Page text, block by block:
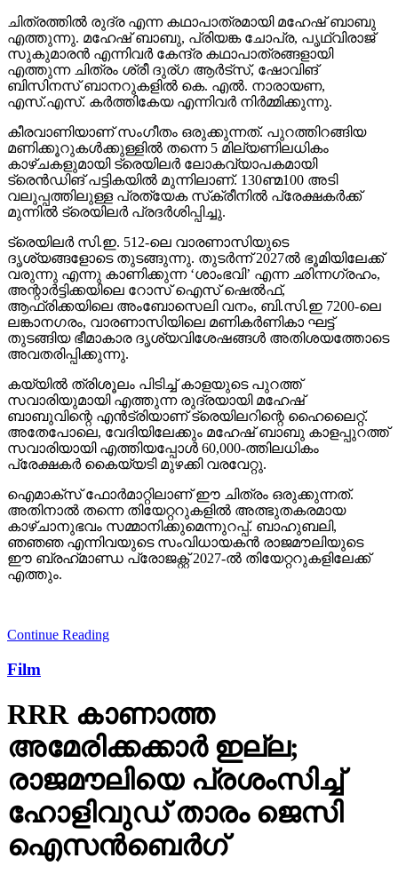
ചിത്രത്തില്‍ രുദ്ര എന്ന കഥാപാത്രമായി മഹേഷ് ബാബു
എത്തുന്നു. മഹേഷ് ബാബു, പ്രിയങ്ക ചോപ്ര, പൃഥ്വിരാജ്
സുകുമാരന്‍ എന്നിവര്‍ കേന്ദ്ര കഥാപാത്രങ്ങളായി
എത്തുന്ന ചിത്രം ശ്രീ ദുര്ഗ ആര്‍ട്‌സ്, ഷോവിങ്
ബിസിനസ് ബാനറുകളില്‍ കെ. എല്‍. നാരായണ,
എസ്.എസ്. കര്‍ത്തികേയ എന്നിവര്‍ നിര്‍മ്മിക്കുന്നു.
കീരവാണിയാണ് സംഗീതം ഒരുക്കുന്നത്. പുറത്തിറങ്ങിയ
മണിക്കൂറുകള്‍ക്കുള്ളില്‍ തന്നെ 5 മില്യണിലധികം
കാഴ്ചകളുമായി ട്രെയിലര്‍ ലോകവ്യാപകമായി
ട്രെന്‍ഡിങ് പട്ടികയില്‍ മുന്നിലാണ്. 130ണ്മ100 അടി
വലുപ്പത്തിലുള്ള പ്രത്യേക സ്‌ക്രീനില്‍ പ്രേക്ഷകര്‍ക്ക്
മുന്നില്‍ ട്രെയിലര്‍ പ്രദര്‍ശിപ്പിച്ചു.
ട്രെയിലര്‍ സി.ഇ. 512-ലെ വാരണാസിയുടെ
ദൃശ്യങ്ങളോടെ തുടങ്ങുന്നു. തുടര്‍ന്ന് 2027ല്‍ ഭൂമിയിലേക്ക്
വരുന്നു എന്നു കാണിക്കുന്ന ‘ശാംഭവി’ എന്ന ഛിന്നഗ്രഹം,
അന്റാര്‍ട്ടിക്കയിലെ റോസ് ഐസ് ഷെല്‍ഫ്,
ആഫ്രിക്കയിലെ അംബോസെലി വനം, ബി.സി.ഇ 7200-ലെ
ലങ്കാനഗരം, വാരണാസിയിലെ മണികര്‍ണികാ ഘട്ട്
തുടങ്ങിയ ഭീമാകാര ദൃശ്യവിശേഷങ്ങള്‍ അതിശയത്തോടെ
അവതരിപ്പിക്കുന്നു.
കയ്യില്‍ ത്രിശൂലം പിടിച്ച് കാളയുടെ പുറത്ത്
സവാരിയുമായി എത്തുന്ന രുദ്രയായി മഹേഷ്
ബാബുവിന്റെ എന്‍ട്രിയാണ് ട്രെയിലറിന്റെ ഹൈലൈറ്റ്.
അതേപോലെ, വേദിയിലേക്കും മഹേഷ് ബാബു കാളപ്പുറത്ത്
സവാരിയായി എത്തിയപ്പോള്‍ 60,000-ത്തിലധികം
പ്രേക്ഷകര്‍ കൈയ്യടി മുഴക്കി വരവേറ്റു.
ഐമാക്‌സ് ഫോര്‍മാറ്റിലാണ് ഈ ചിത്രം ഒരുക്കുന്നത്.
അതിനാല്‍ തന്നെ തിയേറ്ററുകളില്‍ അത്ഭുതകരമായ
കാഴ്ചാനുഭവം സമ്മാനിക്കുമെന്നുറപ്പ്. ബാഹുബലി,
ഞഞഞ എന്നിവയുടെ സംവിധായകന്‍ രാജമൗലിയുടെ
ഈ ബ്രഹ്‌മാണ്ഡ പ്രോജക്റ്റ് 2027-ല്‍ തിയേറ്ററുകളിലേക്ക്
എത്തും.
Continue Reading
Film
RRR കാണാത്ത
അമേരിക്കക്കാര്‍ ഇല്ല;
രാജമൗലിയെ പ്രശംസിച്ച്
ഹോളിവുഡ് താരം ജെസി
ഐസന്‍ബെര്‍ഗ്